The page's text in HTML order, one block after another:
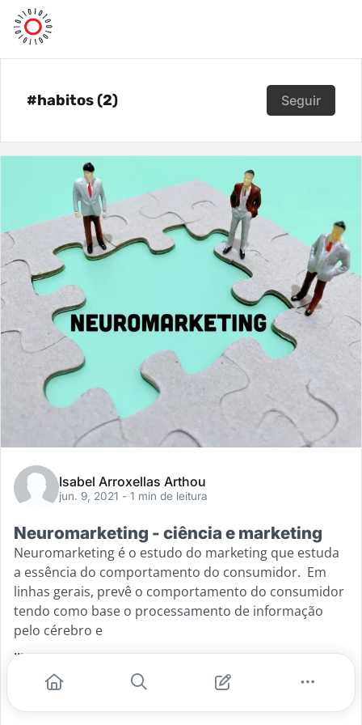
#habitos (2) Seguir
Isabel Arroxellas Arthou
jun. 9, 2021 - 1 min de leitura
Neuromarketing - ciência e marketing
Neuromarketing é o estudo do marketing que estuda
a essência do comportamento do consumidor. Em
linhas gerais, prevê o comportamento do consumidor
tendo como base o processamento de informação
pelo cérebro e
...
#comportamento #cerebro #habitos
#emocoes